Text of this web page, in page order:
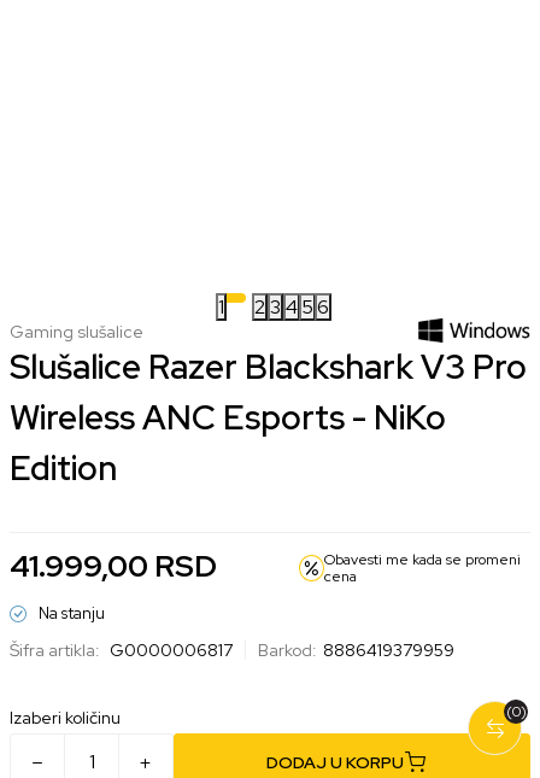
1 23 456
Gaming slušalice
Slušalice Razer Blackshark V3 Pro
Wireless ANC Esports - NiKo
Edition
41.999,00 RSD
Obavesti me kada se promeni
cena
Na stanju
Šifra artikla: G0000006817 Barkod: 8886419379959
Izaberi količinu
DODAJ U KORPU
(0)